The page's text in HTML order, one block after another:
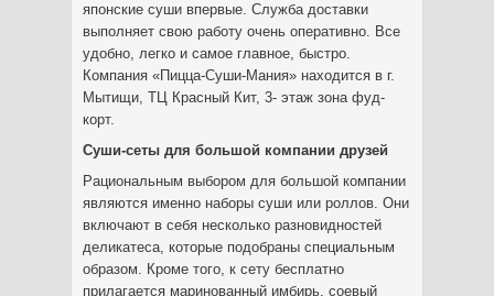
японские суши впервые. Служба доставки
выполняет свою работу очень оперативно. Все
удобно, легко и самое главное, быстро.
Компания «Пицца-Суши-Мания» находится в г.
Мытищи, ТЦ Красный Кит, 3- этаж зона фуд-
корт.
Суши-сеты для большой компании друзей
Рациональным выбором для большой компании
являются именно наборы суши или роллов. Они
включают в себя несколько разновидностей
деликатеса, которые подобраны специальным
образом. Кроме того, к сету бесплатно
прилагается маринованный имбирь, соевый